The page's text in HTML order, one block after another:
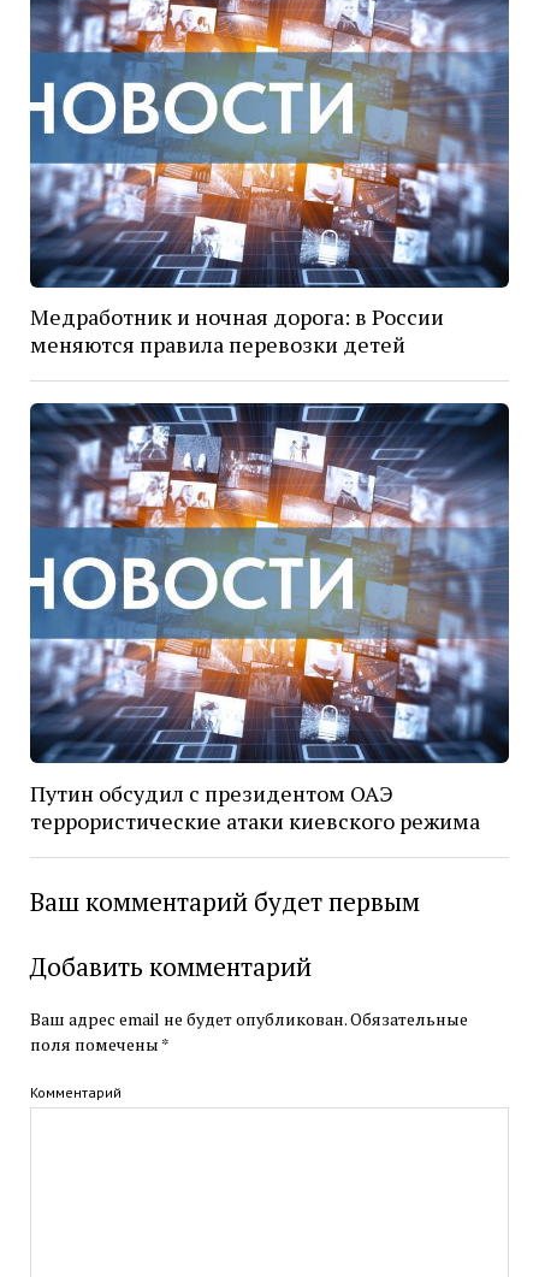
Медработник и ночная дорога: в России
меняются правила перевозки детей
Путин обсудил с президентом ОАЭ
террористические атаки киевского режима
Ваш комментарий будет первым
Добавить комментарий
Ваш адрес email не будет опубликован.Обязательные
поля помечены *
Комментарий